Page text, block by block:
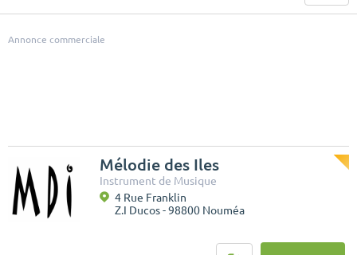
Annonce commerciale
Mélodie des Iles
Instrument de Musique
4 Rue Franklin
Z.I Ducos - 98800 Nouméa